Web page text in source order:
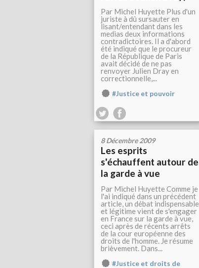
Par Michel Huyette Plus d'un
juriste à dû sursauter en
lisant/entendant dans les
medias deux informations
contradictoires. Il a d'abord
été indiqué que le procureur
de la République de Paris
avait décidé de ne pas
renvoyer Julien Dray en
correctionnelle,...
#Justice et pouvoir
8 Décembre 2009
Les esprits
s'échauffent autour de
la garde à vue
Par Michel Huyette Comme je
l'ai indiqué dans un précédent
article, un débat indispensable
et légitime vient de s'engager
en France sur la garde à vue,
ceci après de récents arrêts
de la cour européenne des
droits de l'homme. Je résume
brièvement. Dans...
#Justice et droits de